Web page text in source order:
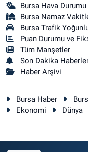
Bursa Hava Durumu
Bursa Namaz
Bursa Trafik
Puan Durumu ve
Tüm Manşetler
Son Dakika
Haber Arşivi
Bursa Haber
Ekonomi
Dünya